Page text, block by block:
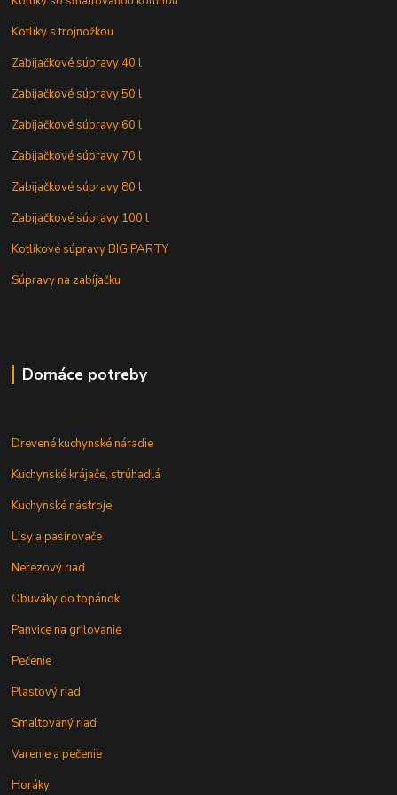
Kotlíky s trojnožkou
Zabijačkové súpravy 40 l
Zabijačkové súpravy 50 l
Zabijačkové súpravy 60 l
Zabijačkové súpravy 70 l
Zabijačkové súpravy 80 l
Zabijačkové súpravy 100 l
Kotlíkové súpravy BIG PARTY
Súpravy na zabíjačku
Domáce potreby
Drevené kuchynské náradie
Kuchynské krájače, strúhadlá
Kuchynské nástroje
Lisy a pasírovače
Nerezový riad
Obuváky do topánok
Panvice na grilovanie
Pečenie
Plastový riad
Smaltovaný riad
Varenie a pečenie
Horáky